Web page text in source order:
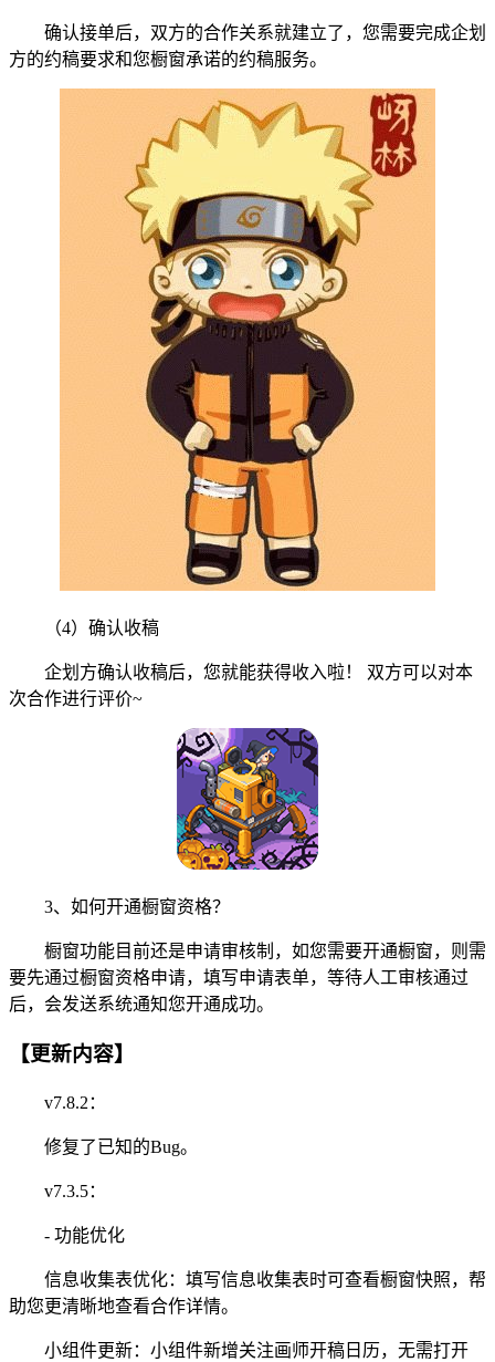
确认接单后，双方的合作关系就建立了，您需要完成企划
方的约稿要求和您橱窗承诺的约稿服务。
（4）确认收稿
企划方确认收稿后，您就能获得收入啦！ 双方可以对本
次合作进行评价~
3、如何开通橱窗资格？
橱窗功能目前还是申请审核制，如您需要开通橱窗，则需
要先通过橱窗资格申请，填写申请表单，等待人工审核通过
后，会发送系统通知您开通成功。
【更新内容】
v7.8.2：
修复了已知的Bug。
v7.3.5：
- 功能优化
信息收集表优化：填写信息收集表时可查看橱窗快照，帮
助您更清晰地查看合作详情。
小组件更新：小组件新增关注画师开稿日历，无需打开